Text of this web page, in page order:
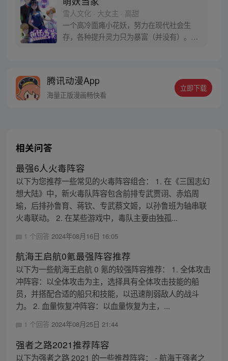
雪人文化 · 大女主 · 高甜
一个高冷面瘫小花妖，努力在现代社会生
存，各种提升灵力只为暴富（并没有）。明
款适合你（吧？！）
腾讯动漫App
海量正版漫画畅快看
立即下载
相关问答
最强6人火毒阵容
以下为您推荐一些常见的火毒阵容组合： 1. 在《三国志幻
想大陆》中，新火毒队阵容包含前排专武贾诩、赤焰周
瑜，后排孙鲁育、蒋钦、专武蔡文姬，以孙鲁班为轴串联
火毒联动。 2. 在某些游戏中，毒队主要由独孤...
1 个回答 2024年08月16日 16:05
航海王启航0氪最强阵容推荐
以下为一些航海王启航 0 氪的较强阵容推荐： 1. 全体攻击
冲阵容：以全体攻击为主，选择具有全体攻击技能的船
员，并搭配合适的船只和技能，以迅速削弱敌人的战斗
力。 2. 血量恢复冲阵容：以血量恢复为主，...
1 个回答 2024年08月25日 21:44
强者之路2021推荐阵容
以下为强者之路 2021 的一些推荐阵容： - 航海王强者之